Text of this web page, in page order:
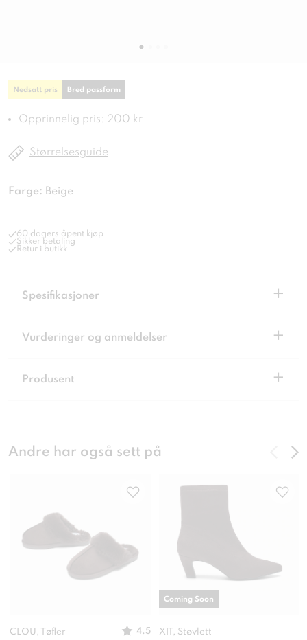
Nedsatt pris Bred passform
Opprinnelig pris: 200 kr
Størrelsesguide
Farge: Beige
60 dagers åpent kjøp
Sikker betaling
Retur i butikk
Spesifikasjoner +
Vurderinger og anmeldelser +
Produsent +
Andre har også sett på
CLOU, Tøfler
4.5
XIT, Støvlett
Coming Soon